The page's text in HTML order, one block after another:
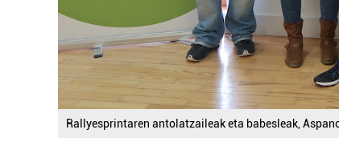
Rallyesprintaren antolatzaileak eta babesleak,